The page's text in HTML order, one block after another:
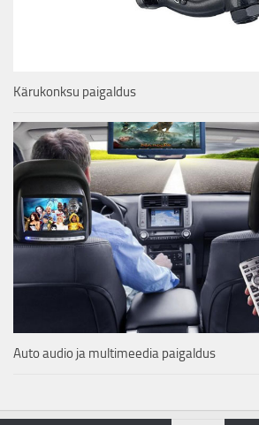
Kärukonksu paigaldus
Auto audio ja multimeedia paigaldus